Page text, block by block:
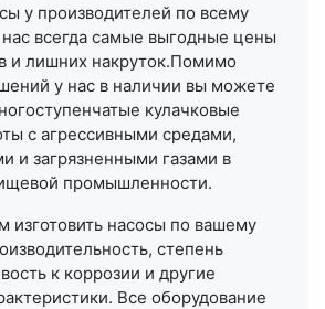
у производителей по всему
всегда самые выгодные цены
и лишних накруток.Помимо
у нас в наличии вы можете
кулачковые
с агрессивными средами,
и загрязненными газами в
промышленности.
насосы по вашему
степень
к коррозии и другие
Все оборудование